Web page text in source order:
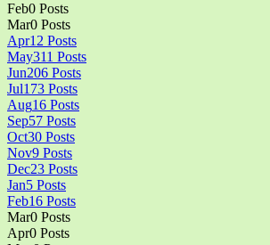
Feb0 Posts
Mar0 Posts
Apr12 Posts
May311 Posts
Jun206 Posts
Jul173 Posts
Aug16 Posts
Sep57 Posts
Oct30 Posts
Nov9 Posts
Dec23 Posts
Jan5 Posts
Feb16 Posts
Mar0 Posts
Apr0 Posts